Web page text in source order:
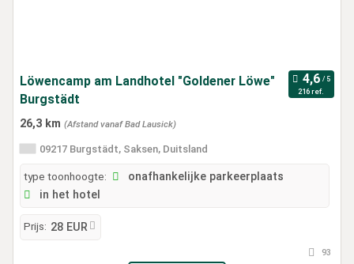
Löwencamp am Landhotel "Goldener Löwe"
Burgstädt
216 ref.
26,3 km (Afstand vanaf Bad Lausick)
09217 Burgstädt, Saksen, Duitsland
type toonhoogte:
onafhankelijke parkeerplaats
in het hotel
Prijs: 28 EUR
93